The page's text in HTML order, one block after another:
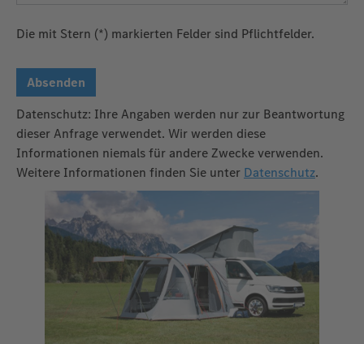
Die mit Stern (*) markierten Felder sind Pflichtfelder.
Absenden
Datenschutz: Ihre Angaben werden nur zur Beantwortung
dieser Anfrage verwendet. Wir werden diese
Informationen niemals für andere Zwecke verwenden.
Weitere Informationen finden Sie unter Datenschutz.